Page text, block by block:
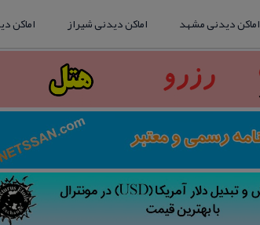
اماکن دیدنی مشهد اماکن دیدنی شیراز اماکن